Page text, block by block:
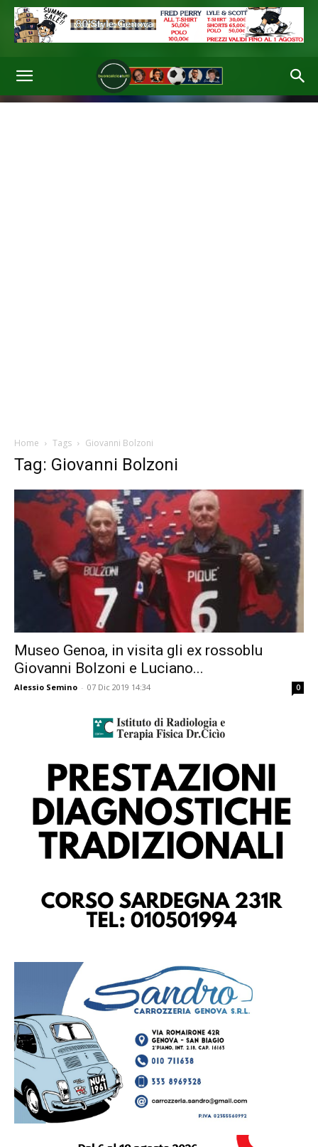
Home Tags Giovanni Bolzoni
Tag: Giovanni Bolzoni
Museo Genoa, in visita gli ex rossoblu
Giovanni Bolzoni e Luciano...
Alessio Semino - 07 Dic 2019 14:34 0